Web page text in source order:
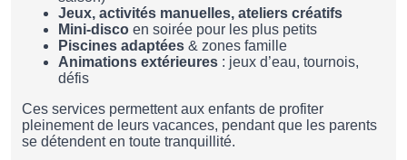
Jeux, activités manuelles, ateliers créatifs
Mini-disco en soirée pour les plus petits
Piscines adaptées & zones famille
Animations extérieures : jeux d’eau, tournois,
défis
Ces services permettent aux enfants de profiter
pleinement de leurs vacances, pendant que les parents
se détendent en toute tranquillité.